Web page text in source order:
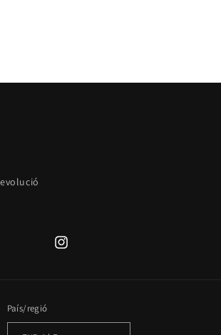
Translation
País/regió